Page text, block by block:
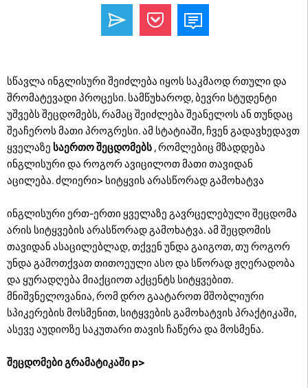
სწავლა ინგლისური შეიძლება იყოს საკმაოდ რთული და
შრომატევადი პროცესი. სამწუხაროდ, ბევრი სტუდენტი
უშვებს შეცდომებს, რამაც შეიძლება შეანელოს ან თუნდაც
შეაჩეროს მათი პროგრესი. ამ სტატიაში, ჩვენ გადავხედავთ
ყველაზე საერთო შეცდომებს , რომლებიც მზადდება
ინგლისური და როგორ ავიცილოთ მათი თავიდან
აცილება. ძლიერი> სიტყვის არასწორად გამოხატვა
ინგლისური ერთ-ერთი ყველაზე გავრცელებული შეცდომა
არის სიტყვების არასწორად გამოხატვა. ამ შეცდომის
თავიდან ასაცილებლად, თქვენ უნდა გაიგოთ, თუ როგორ
უნდა გამოთქვათ თითოეული ასო და სწორად ჟღერადობა
და ყურადღება მიაქციოთ აქცენტს სიტყვებით.
მნიშვნელოვანია, რომ დრო გაატაროთ მშობლიური
სპიკერების მოსმენით, სიტყვების გამოხატვის პრაქტიკაში,
ასევე აუდიოზე საკუთარი თავის ჩაწერა და მოსმენა.
შეცდომები გრამატიკაში p>